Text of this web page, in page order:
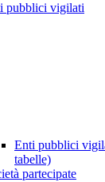
pubblici vigilati
Enti pubblici
tabelle)
partecipate